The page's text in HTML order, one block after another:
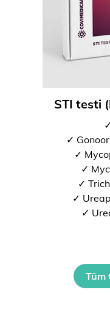
STI testi
✓
✓
✓
✓
✓
✓
Tüm